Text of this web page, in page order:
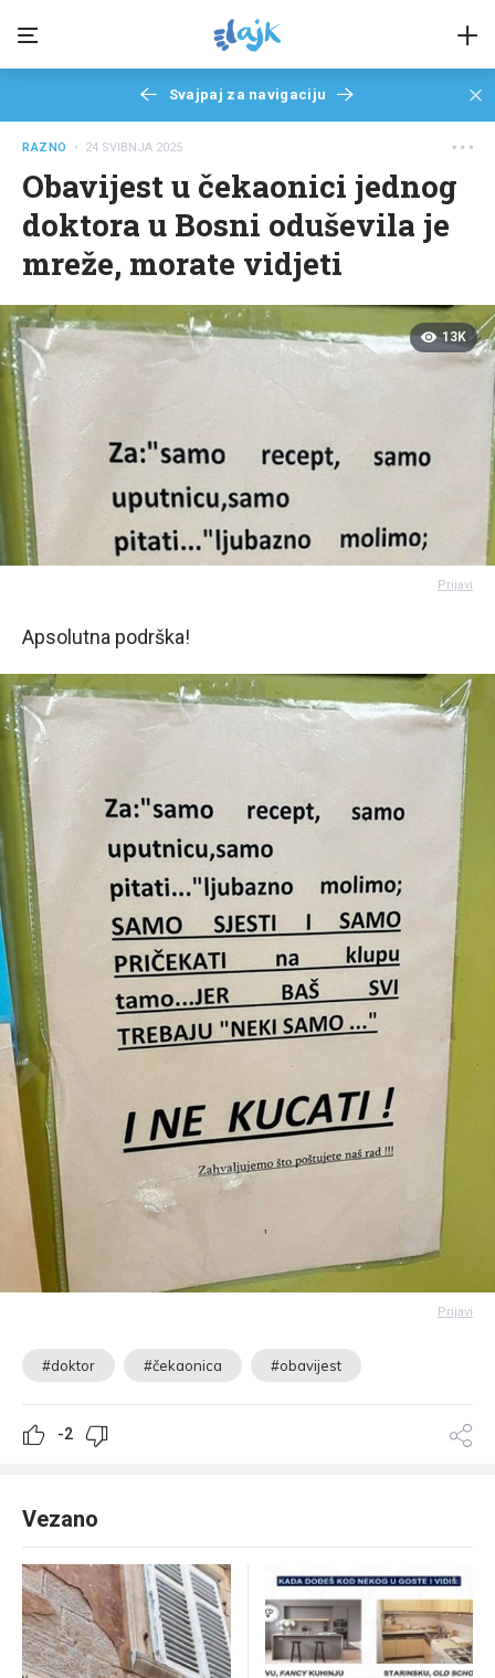
Svajpaj za navigaciju
RAZNO • 24 SVIBNJA 2025
Obavijest u čekaonici jednog
doktora u Bosni oduševila je
mreže, morate vidjeti
13K
Prijavi
Apsolutna podrška!
Prijavi
#doktor #čekaonica #obavijest
-2
Vezano